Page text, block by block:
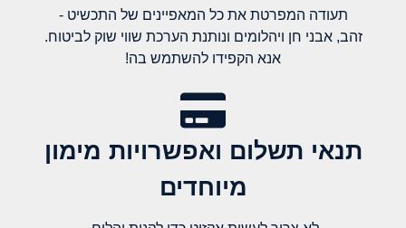
תעודה המפרטת את כל המאפיינים של התכשיט -
זהב, אבני חן ויהלומים ונותנת הערכת שווי שוק לביטוח.
אנא הקפידו להשתמש בה!
תנאי תשלום ואפשרויות מימון
מיוחדים